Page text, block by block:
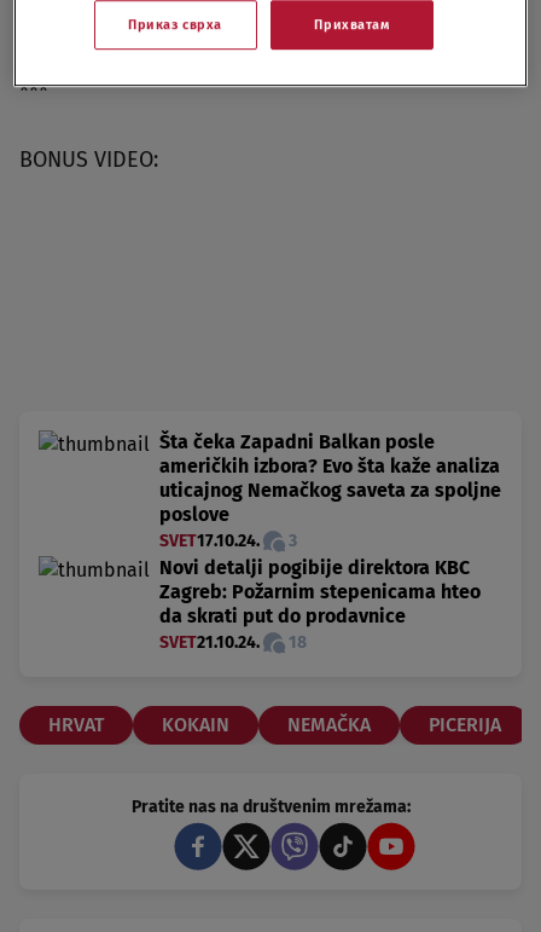
privedeno 15-ro osumnjičenih.
***
BONUS VIDEO:
Šta čeka Zapadni Balkan posle
američkih izbora? Evo šta kaže analiza
uticajnog Nemačkog saveta za spoljne
poslove
SVET17.10.24. 3
Novi detalji pogibije direktora KBC
Zagreb: Požarnim stepenicama hteo
da skrati put do prodavnice
SVET21.10.24. 18
HRVAT KOKAIN NEMAČKA PICERIJA
Pratite nas na društvenim mrežama:
Приказ сврха Прихватам